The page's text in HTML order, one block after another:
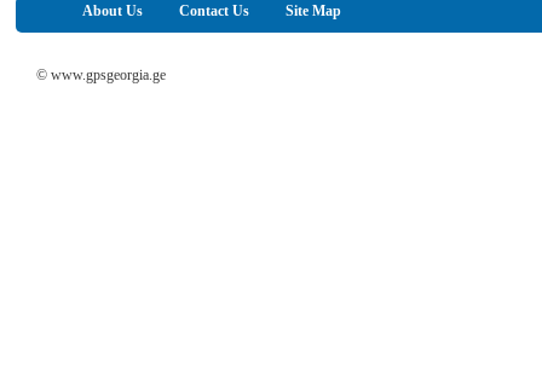
About Us Contact Us Site Map
© www.gpsgeorgia.ge